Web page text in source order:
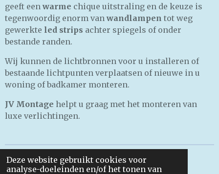
Deze website gebruikt cookies voor
analyse-doeleinden en/of het tonen van
geeft eenwarme chique uitstraling en de keuze is
tegenwoordig enorm vanwandlampen tot weg
gewerkte led strips achter spiegels of onder
bestande randen.
Wij kunnen de lichtbronnen voor u installeren of
bestaande lichtpunten verplaatsen of nieuwe in u
woning of badkamer monteren.
JV Montage helpt u graag met het monteren van
luxe verlichtingen.
BTW NR. NL003631212B17. KVK NR. 81954919